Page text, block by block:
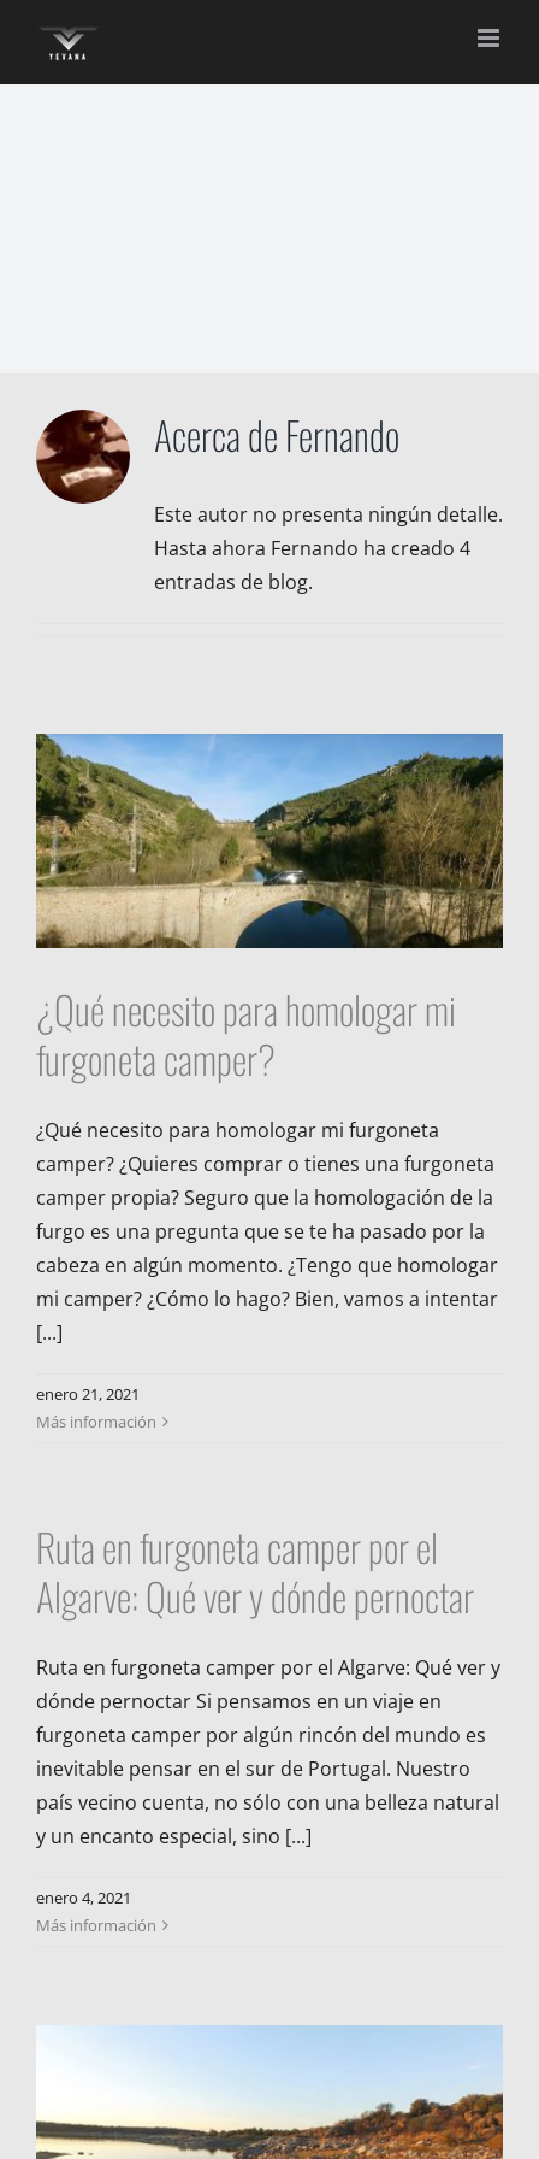
contenido
Acerca deFernando
Este autor no presenta ningún detalle.
Hasta ahora Fernando ha creado 4
entradas de blog.
¿Qué necesito para homologar mi
furgoneta camper?
¿Qué necesito para homologar mi furgoneta
camper? ¿Quieres comprar o tienes una furgoneta
camper propia? Seguro que la homologación de la
furgo es una pregunta que se te ha pasado por la
cabeza en algún momento. ¿Tengo que homologar
mi camper? ¿Cómo lo hago? Bien, vamos a intentar
[...]
enero 21, 2021
Más información
Ruta en furgoneta camper por el
Algarve: Qué ver y dónde pernoctar
Ruta en furgoneta camper por el Algarve: Qué ver y
dónde pernoctar Si pensamos en un viaje en
furgoneta camper por algún rincón del mundo es
inevitable pensar en el sur de Portugal. Nuestro
país vecino cuenta, no sólo con una belleza natural
y un encanto especial, sino [...]
enero 4, 2021
Más información